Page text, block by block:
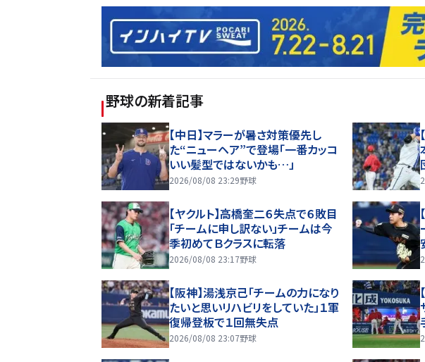
野球の新着記事
【中日】マラーが暑さ対策優先し
た“ニューヘア”で登場「一番カッコ
いい髪型ではないかも…」
2026/08/08 23:29野球
【ヤクルト】高橋奎二６失点で６敗目
「チームに申し訳ない」チームは今
季初めてＢクラスに転落
2026/08/08 23:17野球
【阪神】湯浅京己「チームの力になり
たいと思いリハビリをしていた」１軍
復帰登板で１回無失点
2026/08/08 23:07野球